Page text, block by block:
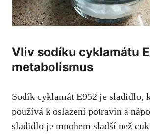
Vliv sodíku cyklamátu
metabolismus
Sodík cyklamát E952 je sladidlo,
používá k oslazení potravin a
sladidlo je mnohem sladší než